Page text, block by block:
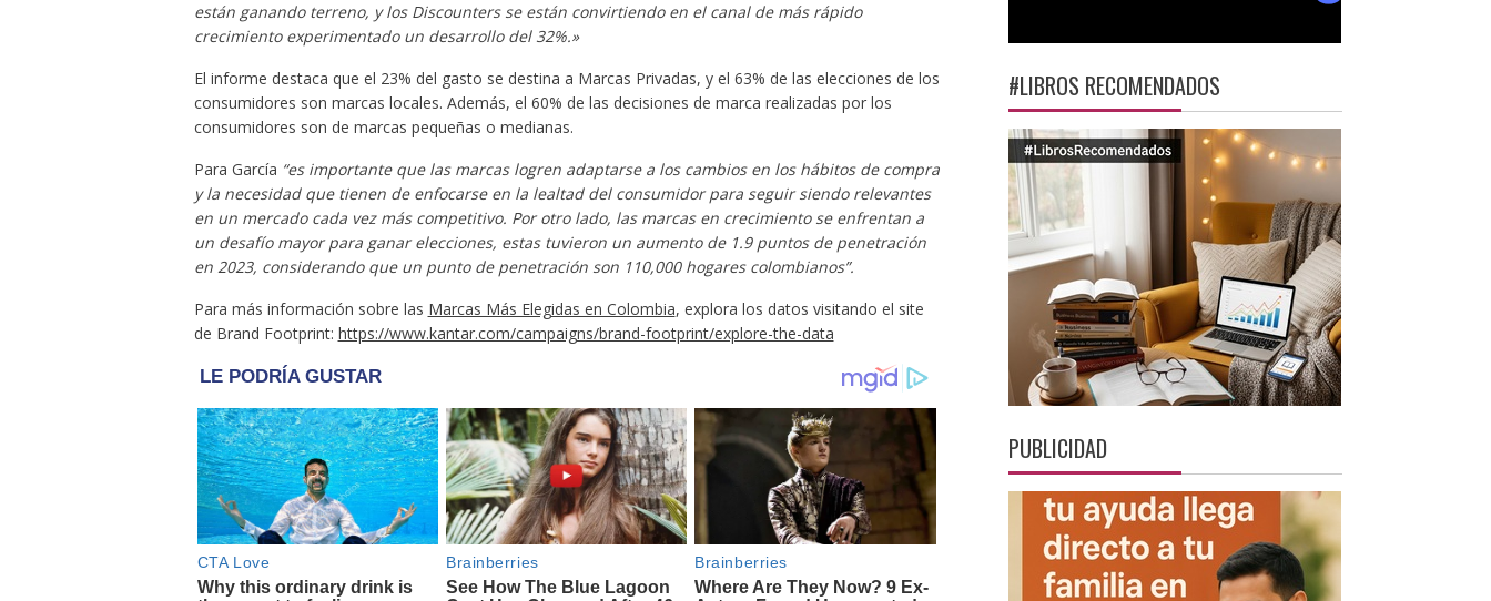
están ganando terreno, y los Discounters se están convirtiendo en el canal de más rápido
crecimiento experimentado un desarrollo del 32%.»
El informe destaca que el 23% del gasto se destina a Marcas Privadas, y el 63% de las elecciones de los
consumidores son marcas locales. Además, el 60% de las decisiones de marca realizadas por los
consumidores son de marcas pequeñas o medianas.
Para García “es importante que las marcas logren adaptarse a los cambios en los hábitos de compra
y la necesidad que tienen de enfocarse en la lealtad del consumidor para seguir siendo relevantes
en un mercado cada vez más competitivo. Por otro lado, las marcas en crecimiento se enfrentan a
un desafío mayor para ganar elecciones, estas tuvieron un aumento de 1.9 puntos de penetración
en 2023, considerando que un punto de penetración son 110,000 hogares colombianos”.
Para más información sobre las Marcas Más Elegidas en Colombia, explora los datos visitando el site
de Brand Footprint: https://www.kantar.com/campaigns/brand-footprint/explore-the-data
#LIBROS RECOMENDADOS
PUBLICIDAD